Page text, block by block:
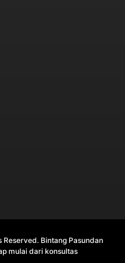
Bintang Pasundan
mulai dari konsultas